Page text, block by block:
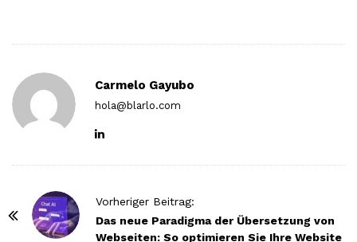
Carmelo Gayubo
hola@blarlo.com
Vorheriger Beitrag:
Das neue Paradigma der Übersetzung von
Webseiten: So optimieren Sie Ihre Website